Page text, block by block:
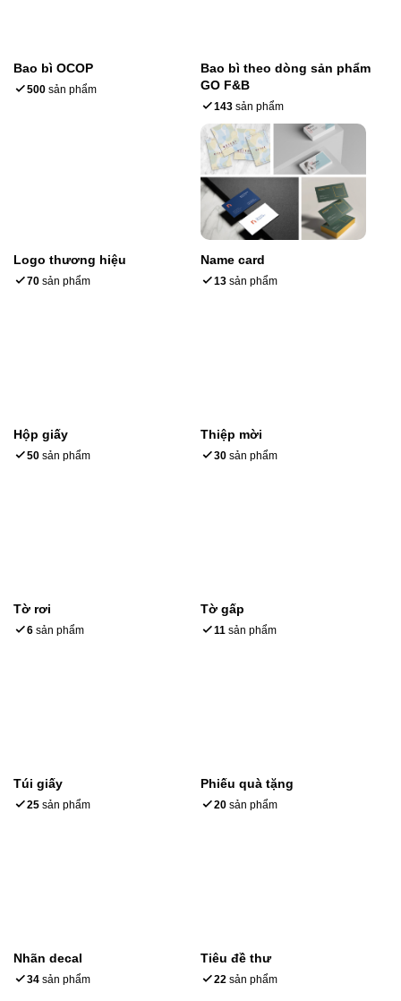
Bao bì OCOP
500 sản phẩm
Bao bì theo dòng sản phẩm
GO F&B
143 sản phẩm
Logo thương hiệu
70 sản phẩm
Name card
13 sản phẩm
Hộp giấy
50 sản phẩm
Thiệp mời
30 sản phẩm
Tờ rơi
6 sản phẩm
Tờ gấp
11 sản phẩm
Túi giấy
25 sản phẩm
Phiếu quà tặng
20 sản phẩm
Nhãn decal
34 sản phẩm
Tiêu đề thư
22 sản phẩm